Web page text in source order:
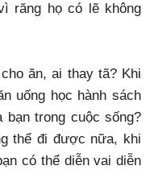
răng họ có lẽ không
ăn, ai thay tã? Khi
uống học hành sách
trong cuộc sống?
thể đi được nữa, khi
có thể diễn vai diễn